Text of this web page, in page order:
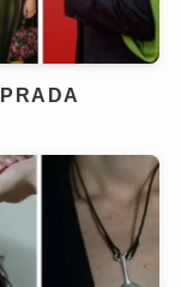
PRADA